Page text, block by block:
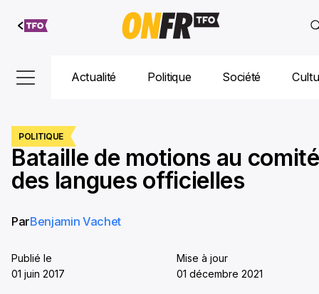
Aller au
contenu
Actualité Politique Société
POLITIQUE
Bataille de motions au comité
des langues officielles
ParBenjamin Vachet
Publié le
01 juin 2017
Mise à jour
01 décembre 2021